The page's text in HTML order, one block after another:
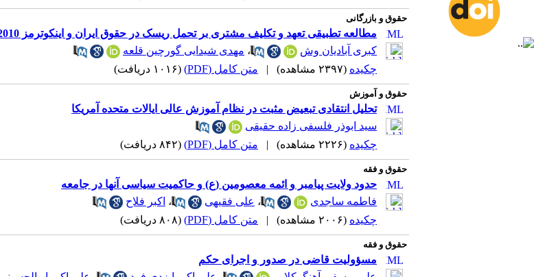
حقوق و بازرگانی
مطالعه تطبیقی تعهد و تکلیف مشتری بر تحمل ریسک در حقوق ایران و اینکوترمز 2010
کبری آبادیان وش
، مهدی شیدایی گورچین قلعه
چکیده (۲۳۹۷ مشاهده) | متن کامل (PDF) (۱۰۱۶ دریافت)
حقوق و آموزش
تحلیل انتقادی تبعیض مثبت در نظام آموزش عالی ایالات متحده آمریکا
سید ابوذر فلسفی زاده حقیقی
چکیده (۲۲۲۶ مشاهده) | متن کامل (PDF) (۸۴۲ دریافت)
حقوق و فقه
حدود ولایت پیامبر و ائمه معصومین (ع) و حاکمیت سیاسی آنها در جامعه
فاطمه ساجدی
، علی فقیهی ، اکبر فلاح
چکیده (۲۰۰۶ مشاهده) | متن کامل (PDF) (۸۰۸ دریافت)
حقوق و فقه
مسؤولیت قاضی در صدور و اجرای حکم